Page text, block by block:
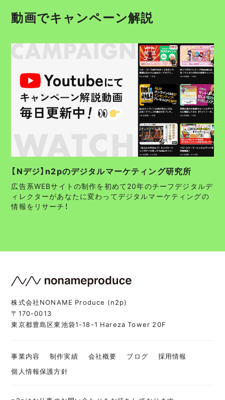
動画でキャンペーン解説
【Nデジ】n2pのデジタルマーケティング研究所
広告系WEBサイトの制作を初めて20年のチーフデジタルデ
ィレクターがあなたに変わってデジタルマーケティングの
情報をリサーチ！
株式会社NONAME Produce (n2p)
〒170-0013
東京都豊島区東池袋1-18-1 Hareza Tower 20F
事業内容 制作実績 会社概要 ブログ
採用情報
個人情報保護方針